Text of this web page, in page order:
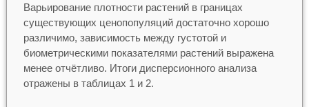
Варьирование плотности растений в границах
существующих ценопопуляций достаточно хорошо
различимо, зависимость между густотой и
биометрическими показателями растений выражена
менее отчётливо. Итоги дисперсионного анализа
отражены в таблицах 1 и 2.